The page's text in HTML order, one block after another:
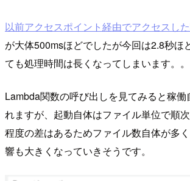
以前アクセスポイント経由でアクセスし
が大体500msほどでしたが今回は2.8秒ほ
ても処理時間は長くなってしまいます。。
Lambda関数の呼び出しを見てみると稼
れますが、起動自体はファイル単位で順
程度の差はあるためファイル数自体が多
響も大きくなっていきそうです。